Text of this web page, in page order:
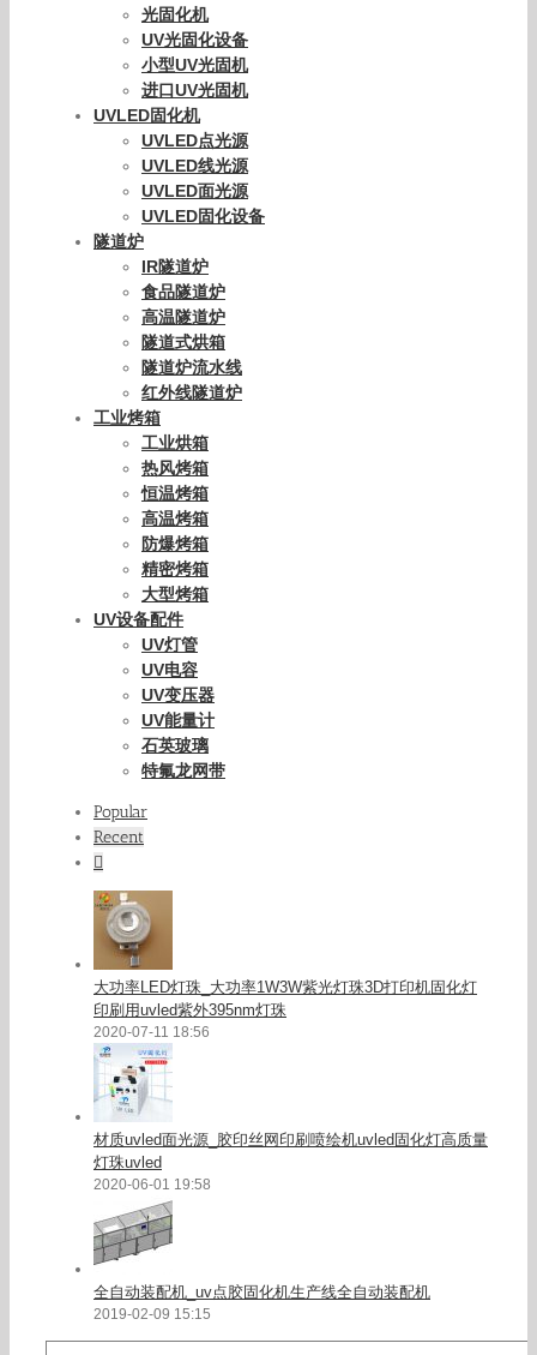
光固化机
UV光固化设备
小型UV光固机
进口UV光固机
UVLED固化机
UVLED点光源
UVLED线光源
UVLED面光源
UVLED固化设备
隧道炉
IR隧道炉
食品隧道炉
高温隧道炉
隧道式烘箱
隧道炉流水线
红外线隧道炉
工业烤箱
工业烘箱
热风烤箱
恒温烤箱
高温烤箱
防爆烤箱
精密烤箱
大型烤箱
UV设备配件
UV灯管
UV电容
UV变压器
UV能量计
石英玻璃
特氟龙网带
Popular
Recent
大功率LED灯珠_大功率1W3W紫光灯珠3D打印机固化灯
印刷用uvled紫外395nm灯珠
2020-07-11 18:56
材质uvled面光源_胶印丝网印刷喷绘机uvled固化灯高质量
灯珠uvled
2020-06-01 19:58
全自动装配机_uv点胶固化机生产线全自动装配机
2019-02-09 15:15